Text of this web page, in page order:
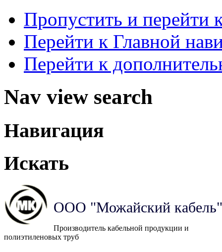
Пропустить и перейти
Перейти к Главной
Перейти к
Nav view search
Навигация
Искать
ООО "Можайский кабель"
Производитель кабельной продукции и
полиэтиленовых труб